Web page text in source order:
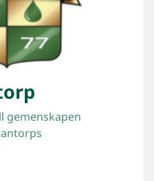
gemenskapen